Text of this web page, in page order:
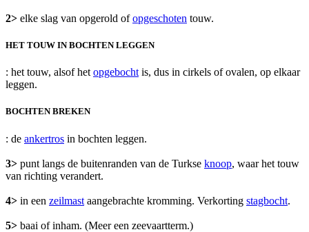
2> elke slag van opgerold ofopgeschoten touw.
HET TOUW IN BOCHTEN LEGGEN
: het touw, alsof het opgebocht is, dus in cirkels of ovalen, op elkaar
leggen.
BOCHTEN BREKEN
: de ankertros in bochten leggen.
3> punt langs de buitenranden van de Turkse knoop, waar het touw
van richting verandert.
4> in een zeilmast aangebrachte kromming. Verkorting stagbocht.
5> baai of inham. (Meer een zeevaartterm.)